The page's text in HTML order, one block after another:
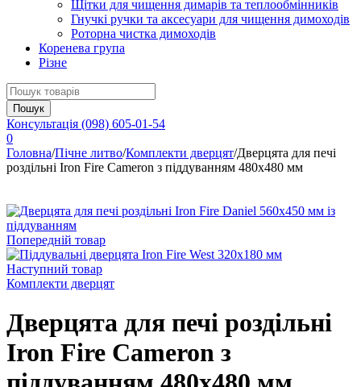
Щітки для чищення димарів та теплообмінників
Гнучкі ручки та аксесуари для чищення димоходів
Роторна чистка димоходів
Коренева група
Різне
Консультація (098) 605-01-54
0
Головна/Пічне литво/Комплекти дверцят/Дверцята для печі
роздільні Iron Fire Cameron з піддуванням 480х480 мм
Попередній товар
Наступний товар
Комплекти дверцят
Дверцята для печі роздільні
Iron Fire Cameron з